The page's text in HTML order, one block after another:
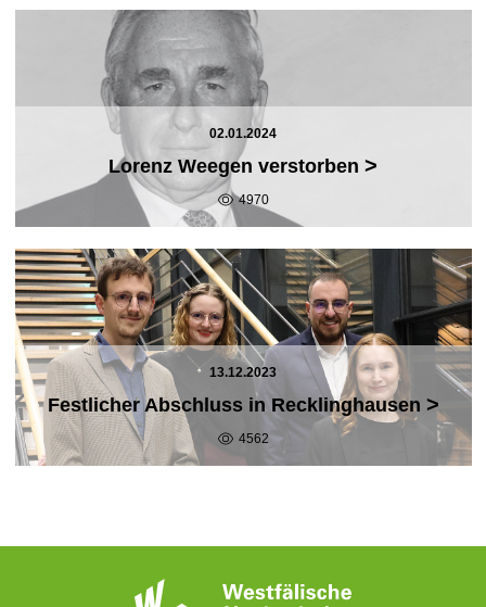
02.01.2024
Lorenz Weegen verstorben >
4970
13.12.2023
Festlicher Abschluss in Recklinghausen >
4562